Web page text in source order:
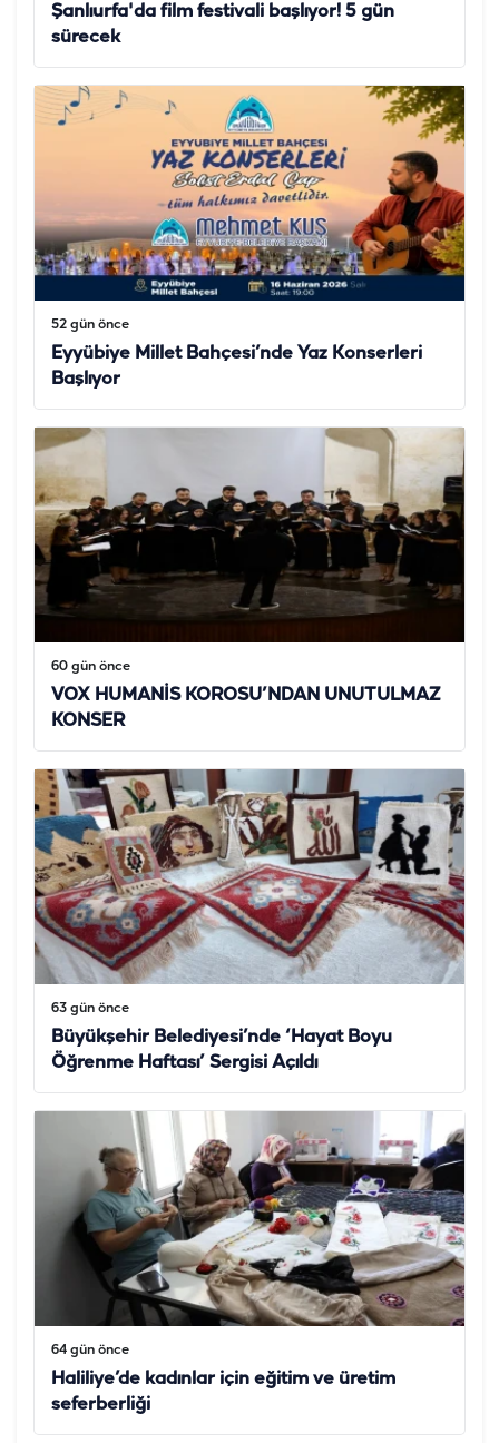
Şanlıurfa'da film festivali başlıyor! 5 gün
sürecek
52 gün önce
Eyyübiye Millet Bahçesi’nde Yaz Konserleri
Başlıyor
60 gün önce
VOX HUMANİS KOROSU’NDAN UNUTULMAZ
KONSER
63 gün önce
Büyükşehir Belediyesi’nde ‘Hayat Boyu
Öğrenme Haftası’ Sergisi Açıldı
64 gün önce
Haliliye’de kadınlar için eğitim ve üretim
seferberliği